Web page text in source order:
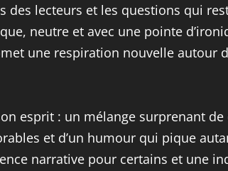
des lecteurs et les questions qui
neutre et avec une pointe
une respiration nouvelle autour
esprit : un mélange surprenant
et d’un humour qui pique
narrative pour certains et une